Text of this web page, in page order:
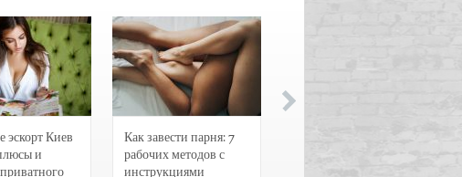
эскорт Киев
и
Как завести парня: 7
рабочих методов с
инструкциями